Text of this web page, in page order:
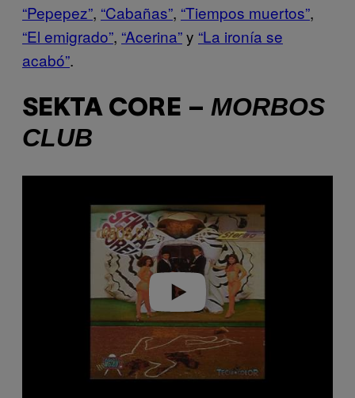
“Pepepez”, “Cabañas”, “Tiempos muertos”,
“El emigrado”, “Acerina”y “La ironía se
acabó”.
SEKTA CORE – MORBOS
CLUB